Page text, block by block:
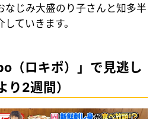
なじみ大盛のり子さんと知多半
ていきます。
（ロキポ）」で見逃し
り2週間）